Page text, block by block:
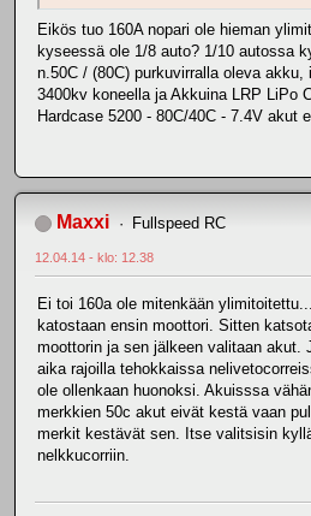
Eikös tuo 160A nopari ole hieman
kyseessä ole 1/8 auto? 1/10 autossa
n.50C / (80C) purkuvirralla oleva akku,
3400kv koneella ja Akkuina LRP LiPo
Hardcase 5200 - 80C/40C - 7.4V akut
Maxxi Fullspeed RC
12.04.14 - klo: 12.38
Ei toi 160a ole mitenkään
katostaan ensin moottori. Sitten
moottorin ja sen jälkeen valitaan akut.
aika rajoilla tehokkaissa
ole ollenkaan huonoksi. Akuisssa
merkkien 50c akut eivät kestä vaan
merkit kestävät sen. Itse valitsisin
nelkkucorriin.